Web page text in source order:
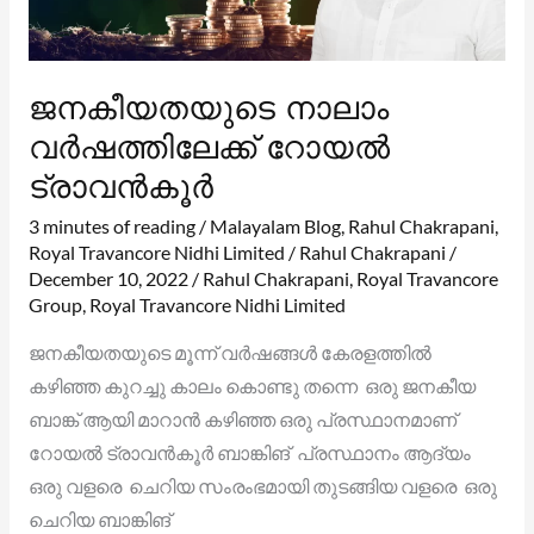
ജനകീയതയുടെ നാലാം
വർഷത്തിലേക്ക് റോയൽ
ട്രാവൻകൂർ
3 minutes of reading/ Malayalam Blog, Rahul Chakrapani
Royal Travancore Nidhi Limited / Rahul Chakrapani /
December 10, 2022 / Rahul Chakrapani Royal Travancore
Group, Royal Travancore Nidhi Limited
ജനകീയതയുടെ മൂന്ന് വർഷങ്ങൾ കേരളത്തിൽ
കഴിഞ്ഞ കുറച്ചു കാലം കൊണ്ടു തന്നെ ഒരു ജനകീയ
ബാങ്ക് ആയി മാറാൻ കഴിഞ്ഞ ഒരു പ്രസ്ഥാനമാണ്
റോയൽ ട്രാവൻകൂർ ബാങ്കിങ് പ്രസ്ഥാനം ആദ്യം
ഒരു വളരെ ചെറിയ സംരംഭമായി തുടങ്ങിയ വളരെ ഒരു
ചെറിയ ബാങ്കിങ്